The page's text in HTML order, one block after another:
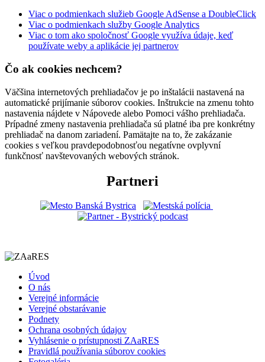
Viac o podmienkach služieb Google AdSense a DoubleClick
Viac o podmienkach služby Google Analytics
Viac o tom ako spoločnosť Google využíva údaje, keď
používate weby a aplikácie jej partnerov
Čo ak cookies nechcem?
Väčšina internetových prehliadačov je po inštalácii nastavená na
automatické prijímanie súborov cookies. Inštrukcie na zmenu tohto
nastavenia nájdete v Nápovede alebo Pomoci vášho prehliadača.
Prípadné zmeny nastavenia prehliadača sú platné iba pre konkrétny
prehliadač na danom zariadení. Pamätajte na to, že zakázanie
cookies s veľkou pravdepodobnosťou negatívne ovplyvní
funkčnosť navštevovaných webových stránok.
Partneri
Úvod
O nás
Verejné informácie
Verejné obstarávanie
Podnety
Ochrana osobných údajov
Vyhlásenie o prístupnosti ZAaRES
Pravidlá používania súborov cookies